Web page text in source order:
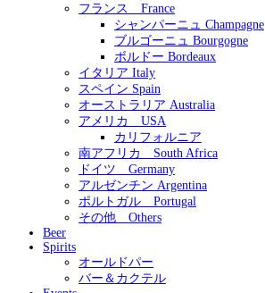
フランス France
シャンパーニュ Champagne
ブルゴーニュ Bourgogne
ボルドー Bordeaux
イタリア Italy
スペイン Spain
オーストラリア Australia
アメリカ USA
カリフォルニア
南アフリカ South Africa
ドイツ Germany
アルゼンチン Argentina
ポルトガル Portugal
その他 Others
Beer
Spirits
オールドパー
バー＆カクテル